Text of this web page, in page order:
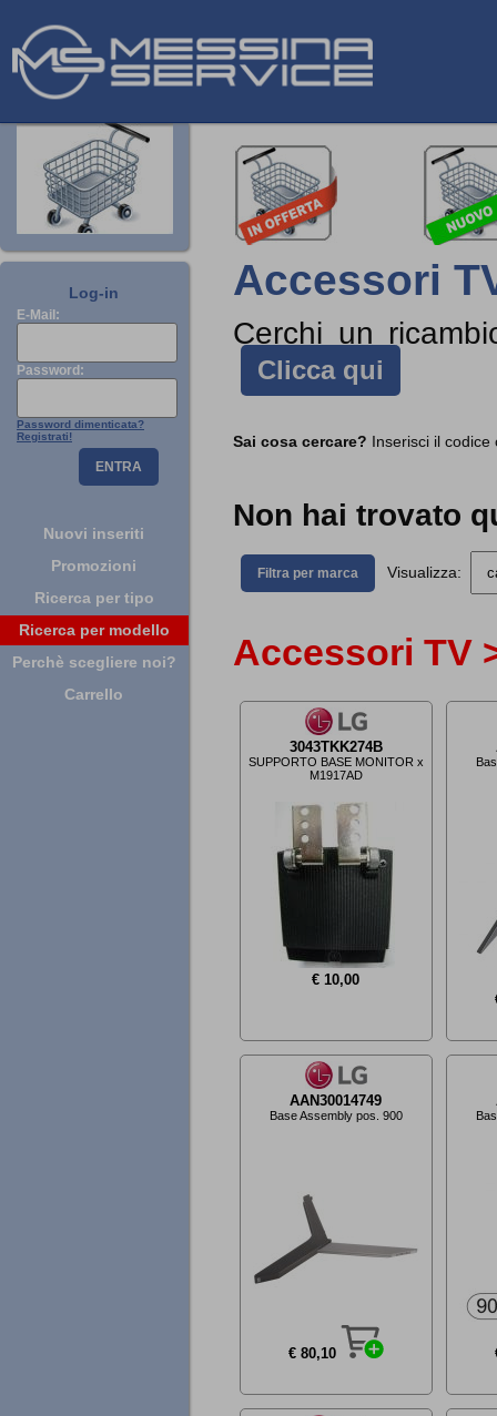
Log-in
E-Mail:
Password:
Password dimenticata?
Registrati!
ENTRA
Nuovi inseriti
Promozioni
Ricerca per tipo
Ricerca per modello
Perchè scegliere noi?
Carrello
Accessori
Cerchi un
Clicca qui
Sai cosa cercare? Inserisci il
Non hai trovato
Filtra per marca Visualizza:
Accessori TV
3043TKK274B
SUPPORTO BASE MONITOR x
M1917AD
€ 10,00
AAN30014749
Base Assembly pos. 900
€ 80,10